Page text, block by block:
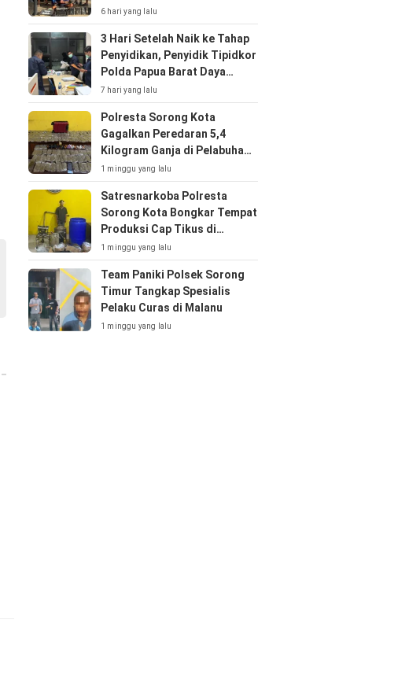
Klaligi
6 hari yang lalu
3 Hari Setelah Naik ke Tahap
Penyidikan, Penyidik Tipidkor
Polda Papua Barat Daya
Geledah Sekretariat DPRP
Selama Tujuh Jam
7 hari yang lalu
Polresta Sorong Kota
Gagalkan Peredaran 5,4
Kilogram Ganja di Pelabuhan
Sorong
1 minggu yang lalu
Satresnarkoba Polresta
Sorong Kota Bongkar Tempat
Produksi Cap Tikus di
Kabupaten Sorong
1 minggu yang lalu
Team Paniki Polsek Sorong
Timur Tangkap Spesialis
Pelaku Curas di Malanu
1 minggu yang lalu